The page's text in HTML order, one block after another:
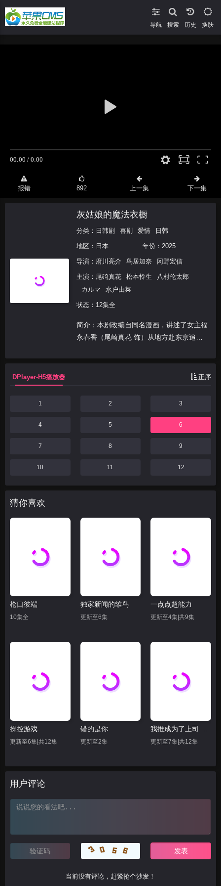
导航 搜索 换肤
报错 892 上一集 下一集
灰姑娘的魔法衣橱
分类： 日韩剧 喜剧 爱情 日韩
地区： 日本 年份： 2025
导演： 府川亮介 鸟居加奈 冈野宏信
主演： 尾碕真花 松本怜生
八村伦太郎
カルマ
水户由菜
状态：12集全
简介：本剧改编自同名漫画，讲述了女主福
永春香（尾崎真花 饰）从地方赴东京追
秘美女“神山光”（松本怜生 饰）相助，开启
自我蜕变之路。通过化妆、时尚和人际交
DPlayer-H5播放器 正序
1 2 3
4 5 6
7 8 9
10 11 12
猜你喜欢
枪口彼端
10集全
独家新闻的雏鸟
更新至6集
一点点超能力
更新至4集|共9集
操控游戏
更新至6集|共12集
错的是你
更新至2集 更新至7集|共12集
用户评论
当前没有评论，赶紧抢个沙发！